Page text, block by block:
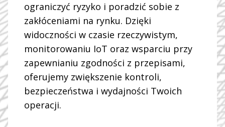
ograniczyć ryzyko i poradzić sobie z
zakłóceniami na rynku. Dzięki
widoczności w czasie rzeczywistym,
monitorowaniu IoT oraz wsparciu przy
zapewnianiu zgodności z przepisami,
oferujemy zwiększenie kontroli,
bezpieczeństwa i wydajności Twoich
operacji.